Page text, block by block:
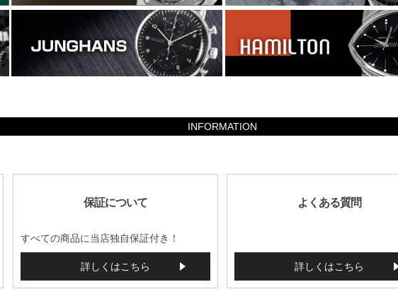
INFORMATION
保証について
すべての商品に当店独自保証付き！
詳しくはこちら
よくある質問
詳しくはこちら